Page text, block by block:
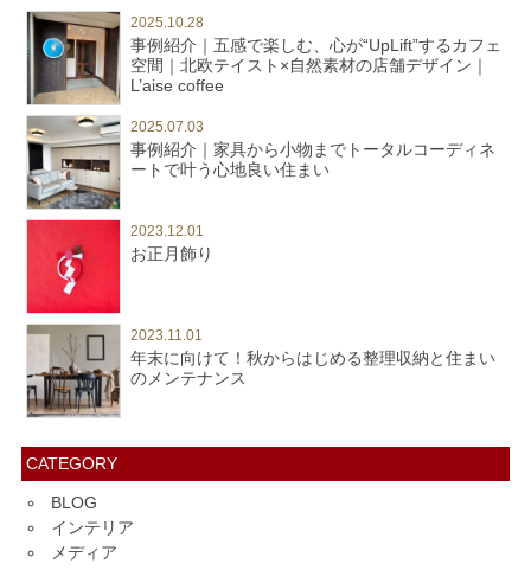
2025.10.28
事例紹介｜五感で楽しむ、心が“UpLift”するカフェ
空間｜北欧テイスト×自然素材の店舗デザイン｜
L’aise coffee
2025.07.03
事例紹介｜家具から小物までトータルコーディネ
ートで叶う心地良い住まい
2023.12.01
お正月飾り
2023.11.01
年末に向けて！秋からはじめる整理収納と住まい
のメンテナンス
CATEGORY
BLOG
インテリア
メディア